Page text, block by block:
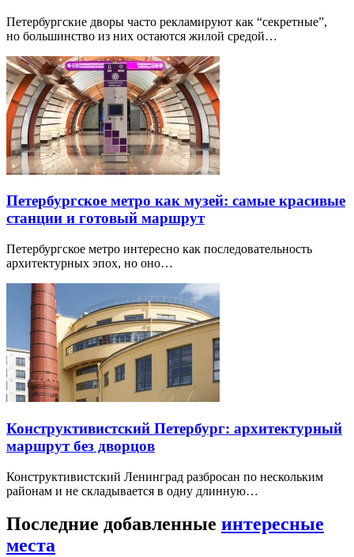
Петербургские дворы часто рекламируют как “секретные”,
но большинство из них остаются жилой средой…
Петербургское метро как музей: самые красивые
станции и готовый маршрут
Петербургское метро интересно как последовательность
архитектурных эпох, но оно…
Конструктивистский Петербург: архитектурный
маршрут без дворцов
Конструктивистский Ленинград разбросан по нескольким
районам и не складывается в одну длинную…
Последние добавленные интересные
места